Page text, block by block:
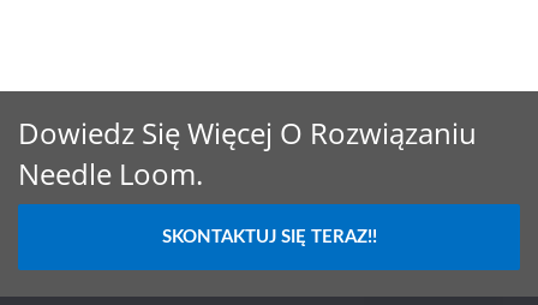
Dowiedz Się Więcej O Rozwiązaniu
Needle Loom.
SKONTAKTUJ SIĘ TERAZ!!